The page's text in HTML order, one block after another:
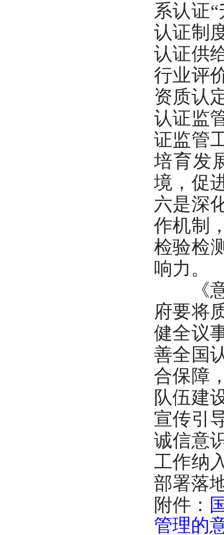
系认证
认证制
认证供
行业评
资质认
认证监
证监管
培育发
境，促
六是深
作机制
检验检
响力。
《意
府要将
健全议
善全国
合保障
队伍建
宣传引
诚信意
工作纳
部署落
附件：
管理的